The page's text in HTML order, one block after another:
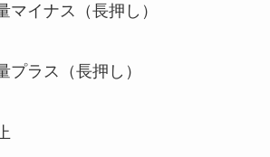
イナス（長押し）
ラス（長押し）